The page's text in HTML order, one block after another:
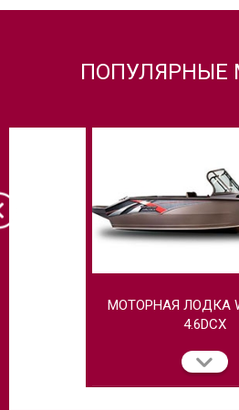
ПОПУЛЯРНЫЕ
МОТОРНАЯ ЛОДКА
4.6DCX